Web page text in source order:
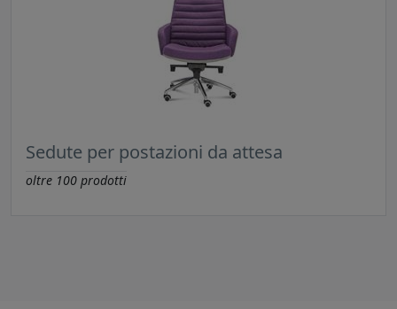
Sedute per postazioni da attesa
oltre 100 prodotti